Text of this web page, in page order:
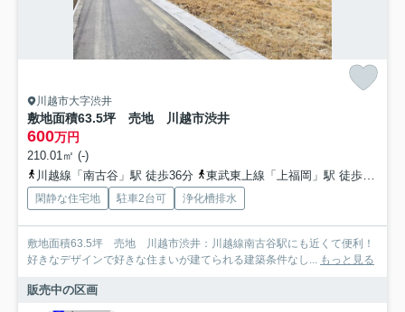
川越市大字渋井
敷地面積63.5坪 売地 川越市渋井
600万円
210.01㎡ (-)
川越線「南古谷」駅 徒歩36分
東武東上線「上福岡」駅 徒歩39分
閑静な住宅地 駐車2台可 浄化槽排水
敷地面積63.5坪 売地 川越市渋井：川越線南古谷駅にも近くて便利！
好きなデザインで好きな住まいが建てられる建築条件なし... もっと見る
販売中の区画